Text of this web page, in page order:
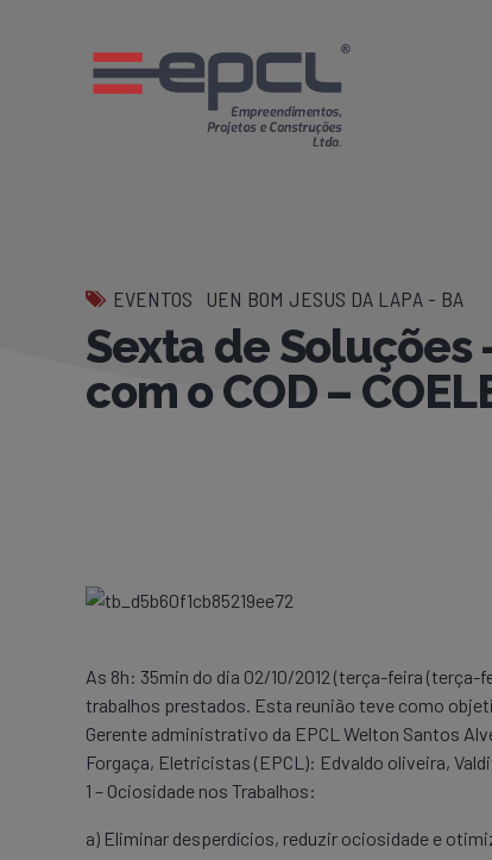
EVENTOS UEN BOM JESUS DA LAPA - BA
Sexta de Soluções
com o COD –
As 8h: 35min do dia 02/10/2012 (terça-feira (terça-
trabalhos prestados. Esta reunião teve como
Gerente administrativo da EPCL Welton Santos
Forgaça, Eletricistas (EPCL): Edvaldo oliveira,
1 – Ociosidade nos Trabalhos:
a) Eliminar desperdícios, reduzir ociosidade e